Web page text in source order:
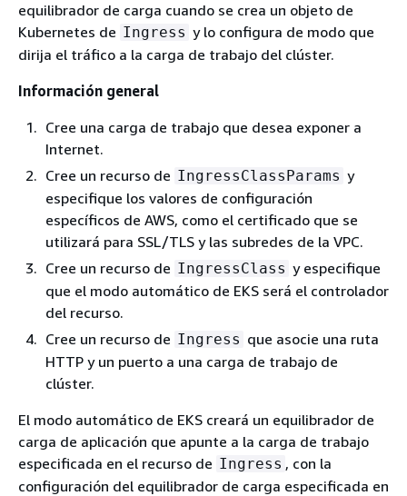
equilibrador de carga cuando se crea un objeto de
Kubernetes de Ingress y lo configura de modo que
dirija el tráfico a la carga de trabajo del clúster.
Información general
Cree una carga de trabajo que desea exponer a
Internet.
Cree un recurso de IngressClassParams y
especifique los valores de configuración
específicos de AWS, como el certificado que se
utilizará para SSL/TLS y las subredes de la VPC.
Cree un recurso de IngressClass y especifique
que el modo automático de EKS será el controlador
del recurso.
Cree un recurso de Ingress que asocie una ruta
HTTP y un puerto a una carga de trabajo de
clúster.
El modo automático de EKS creará un equilibrador de
carga de aplicación que apunte a la carga de trabajo
especificada en el recurso de Ingress , con la
configuración del equilibrador de carga especificada en